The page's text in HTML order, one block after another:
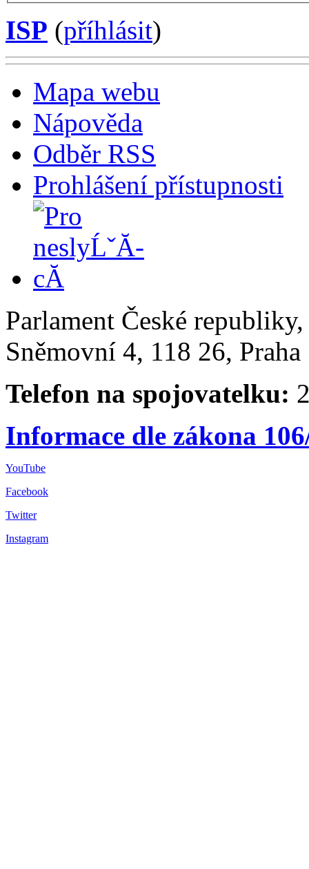
ISP (příhlásit)
Mapa webu
Nápověda
Odběr RSS
Prohlášení přístupnosti
Parlament České
Sněmovní 4, 118 26,
Telefon na spojovatelku:
Informace dle zákona
YouTube
Facebook
Twitter
Instagram